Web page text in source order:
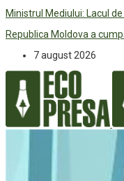
Ministrul Mediului: Lacul
Republica Moldova a
7 august 2026